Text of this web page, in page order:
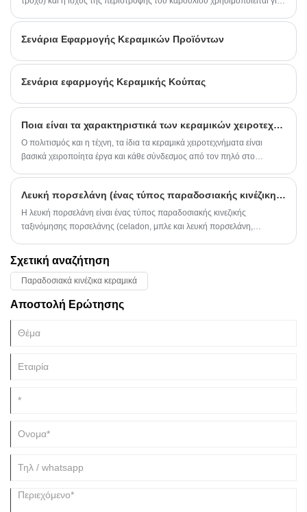
αυτή η διαδικασία ονομάζεται billet. Δίσκοι, μπολ και άλλα στρογγυλά
Σενάρια Εφαρμογής Κεραμικών Προϊόντων
Σενάρια εφαρμογής Κεραμικής Κούπας
Ποια είναι τα χαρακτηριστικά των κεραμικών χειροτεχνιών;
Ο πολιτισμός και η τέχνη, τα ίδια τα κεραμικά χειροτεχνήματα είναι
βασικά χειροποίητα έργα και κάθε σύνδεσμος από τον πηλό στο
κληρονομιά, επομένως μπορούμε να πούμε ότι το να το φέρεις
ισοδυναμεί με το να φέρεις καλλιέργεια στο σώμα μας
Λευκή πορσελάνη (ένας τύπος παραδοσιακής κινέζικης πορσελάνης)
Η λευκή πορσελάνη είναι ένας τύπος παραδοσιακής κινεζικής
ταξινόμησης πορσελάνης (celadon, μπλε και λευκή πορσελάνη,
κενά πορσελάνης με χαμηλή περιεκτικότητα σε σίδηρο και ψήνεται με
καθαρό διαφανές γλάσο.
Σχετική αναζήτηση
Παραδοσιακά κινέζικα κεραμικά
Αποστολή Ερώτησης